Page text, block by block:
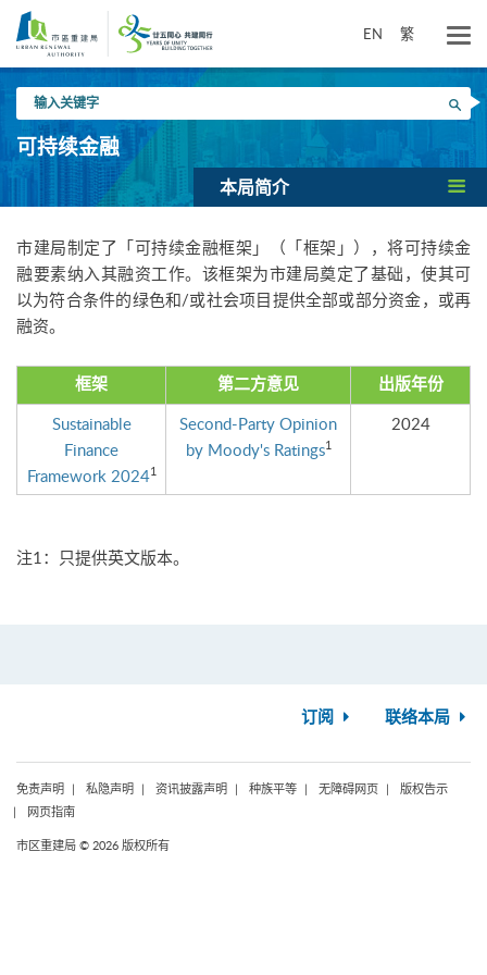
要
EN 繁
入
关
键
搜寻
可持续金融
本局简介
市建局制定了「可持续金融框架」（「框架」），将可持续金
融要素纳入其融资工作。该框架为市建局奠定了基础，使其可
以为符合条件的绿色和/或社会项目提供全部或部分资金，或再
融资。
框架 第二方意见 出版年份
Sustainable
Finance
Framework 20241
Second-Party Opinion
by Moody's Ratings1
2024
注1：只提供英文版本。
订阅 联络本局
免责声明 私隐声明 资讯披露声明 种族平等 无障碍网页
版权告示
网页指南
市区重建局 © 2026 版权所有